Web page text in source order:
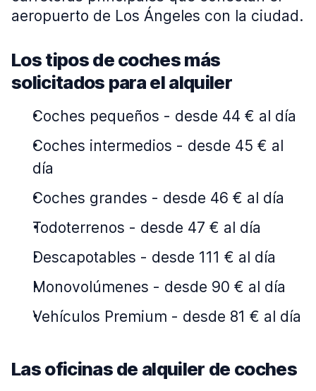
aeropuerto de Los Ángeles con la ciudad.
Los tipos de coches más
solicitados para el alquiler
Coches pequeños - desde 44 € al día
Coches intermedios - desde 45 € al
día
Coches grandes - desde 46 € al día
Todoterrenos - desde 47 € al día
Descapotables - desde 111 € al día
Monovolúmenes - desde 90 € al día
Vehículos Premium - desde 81 € al día
Las oficinas de alquiler de coches